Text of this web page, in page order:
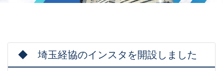
◆ 埼玉経協のインスタを開設しました